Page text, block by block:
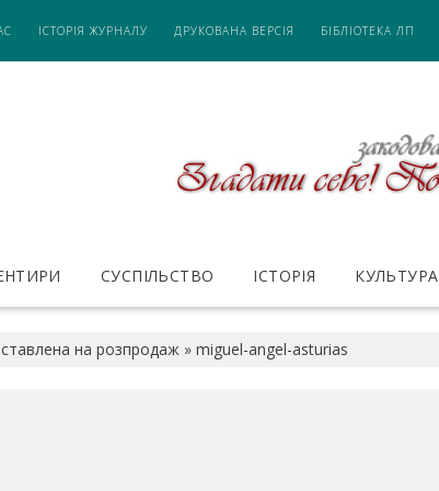
ІСТОРІЯ ЖУРНАЛУ ДРУКОВАНА ВЕРСІЯ БІБЛІОТЕКА ЛП
СУСПІЛЬСТВО ІСТОРІЯ КУЛЬТУРА
на розпродаж » miguel-angel-asturias